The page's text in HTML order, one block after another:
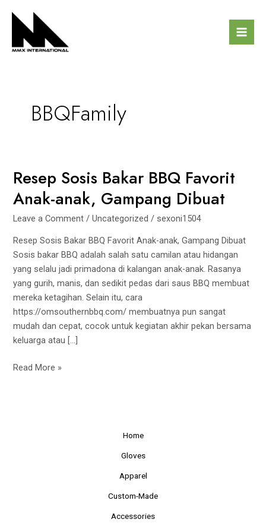
BBQFamily
Resep Sosis Bakar BBQ Favorit
Anak-anak, Gampang Dibuat
Leave a Comment /Uncategorized / sexoni1504
Resep Sosis Bakar BBQ Favorit Anak-anak, Gampang Dibuat
Sosis bakar BBQ adalah salah satu camilan atau hidangan
yang selalu jadi primadona di kalangan anak-anak. Rasanya
yang gurih, manis, dan sedikit pedas dari saus BBQ membuat
mereka ketagihan. Selain itu, cara
https://omsouthernbbq.com/ membuatnya pun sangat
mudah dan cepat, cocok untuk kegiatan akhir pekan bersama
keluarga atau […]
Resep
Bakar
BBQ
Anak-
anak,
Gampang
Dibuat
Read More »
Home
Gloves
Apparel
Custom-Made
Accessories